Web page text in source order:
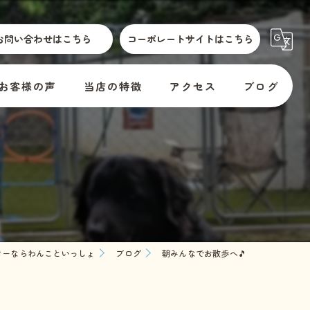
問い合わせはこちら コーポレートサイトはこちら
客様の声 当店の特徴
散歩代行
介護
預かり
アクセス ブログ
ならわんこといっしょ ブログ 朝みんなでお散歩へ🎵